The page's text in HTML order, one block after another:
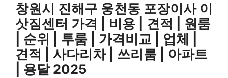
창원시 진해구 웅천동 포장이사 이
삿짐센터 가격 | 비용 | 견적 | 원룸
| 순위 | 투룸 | 가격비교 | 업체 |
견적 | 사다리차 | 쓰리룸 | 아파트
| 용달 2025